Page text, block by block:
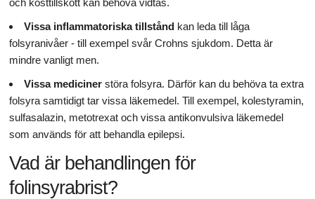
och kosttillskott kan behöva vidtas.
Vissa inflammatoriska tillstånd kan leda till låga
folsyranivåer - till exempel svår Crohns sjukdom. Detta är
mindre vanligt men.
Vissa mediciner störa folsyra. Därför kan du behöva ta extra
folsyra samtidigt tar vissa läkemedel. Till exempel, kolestyramin,
sulfasalazin, metotrexat och vissa antikonvulsiva läkemedel
som används för att behandla epilepsi.
Vad är behandlingen för
folinsyrabrist?